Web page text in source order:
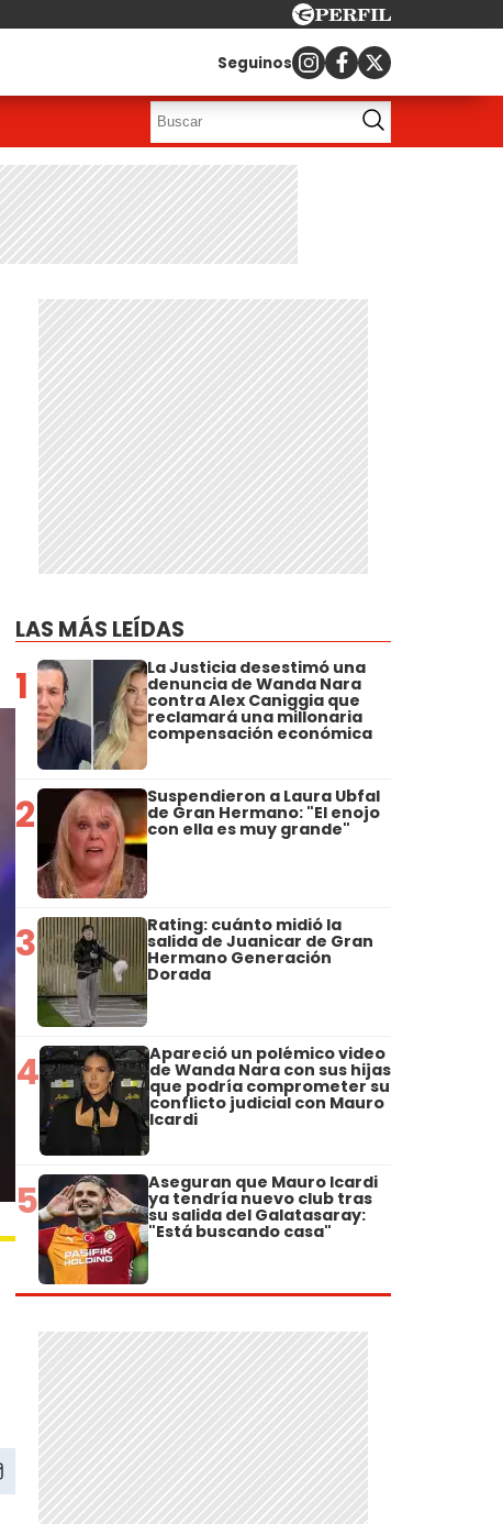
Seguinos
LAS MÁS LEÍDAS
1 La Justicia desestimó una
denuncia de Wanda Nara
contra Alex Caniggia que
reclamará una millonaria
compensación económica
2 Suspendieron a Laura Ubfal
de Gran Hermano: "El enojo
con ella es muy grande"
3 Rating: cuánto midió la
salida de Juanicar de Gran
Hermano Generación
Dorada
4 Apareció un polémico video
de Wanda Nara con sus hijas
que podría comprometer su
conflicto judicial con Mauro
Icardi
5 Aseguran que Mauro Icardi
ya tendría nuevo club tras
su salida del Galatasaray:
"Está buscando casa"